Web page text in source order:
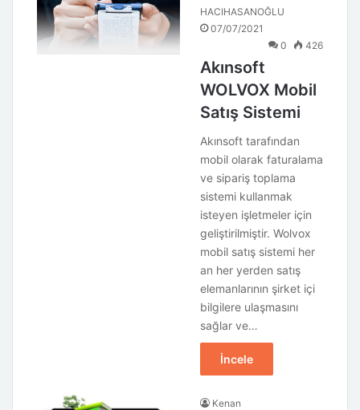
HACIHASANOĞLU
07/07/2021
0
426
Akınsoft
WOLVOX Mobil
Satış Sistemi
Akınsoft tarafından
mobil olarak faturalama
ve sipariş toplama
sistemi kullanmak
isteyen işletmeler için
geliştirilmiştir. Wolvox
mobil satış sistemi her
an her yerden satış
elemanlarının şirket içi
bilgilere ulaşmasını
sağlar ve…
İncele
Kenan